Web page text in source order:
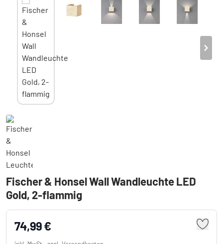
Fischer & Honsel Wall Wandleuchte LED
Gold, 2-flammig
74,99 €